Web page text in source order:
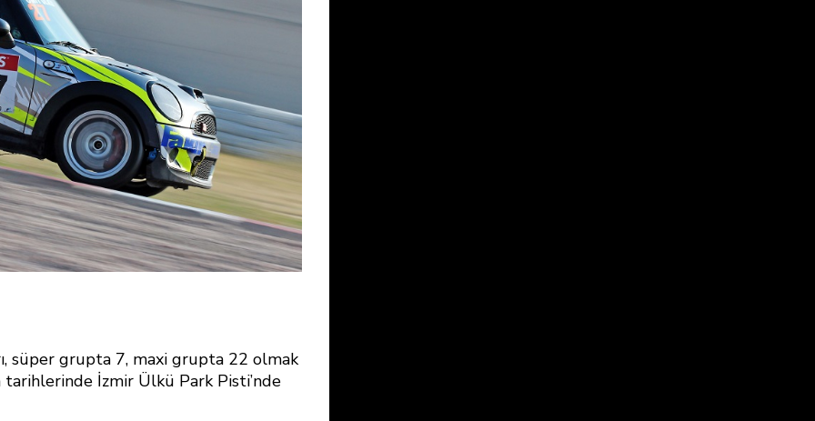
süper grupta 7, maxi grupta 22 olmak
İzmir Ülkü Park Pisti’nde